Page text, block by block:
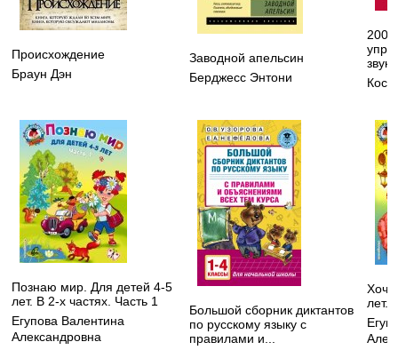
Происхождение
Браун Дэн
Заводной апельсин
Берджесс Энтони
200
Познаю мир. Для детей 4-5
лет. В 2-х частях. Часть 1
Егупова Валентина
Александровна
Большой сборник диктантов
по русскому языку с
правилами и...
Хочу
лет.